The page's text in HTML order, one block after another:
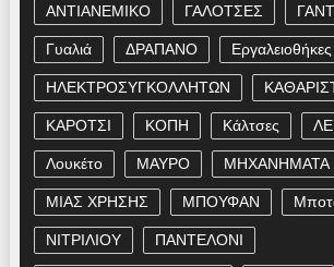
ΑΝΤΙΑΝΕΜΙΚΟ
ΓΑΛΟΤΣΕΣ
Γυαλιά
ΔΡΑΠΑΝΟ
Εργαλειοθήκες
ΗΛΕΚΤΡΟΣΥΓΚΟΛΛΗΤΩΝ
ΚΑΡΟΤΣΙ
ΚΟΠΗ Κάλτσες
Λουκέτο
ΜΑΥΡΟ
ΜΗΧΑΝΗΜΑΤΑ
ΜΙΑΣ ΧΡΗΣΗΣ
ΜΠΟΥΦΑΝ
ΝΙΤΡΙΛΙΟΥ
ΠΑΝΤΕΛΟΝΙ